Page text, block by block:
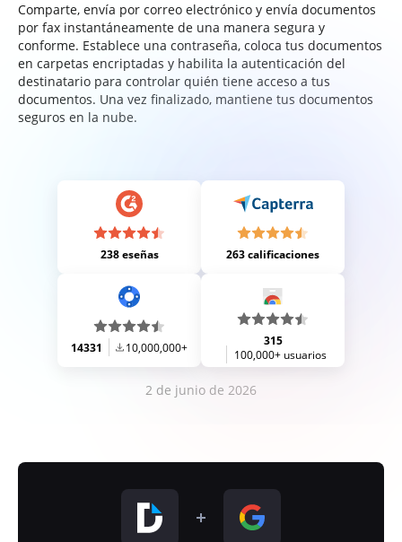
Comparte, envía por correo electrónico y envía documentos
por fax instantáneamente de una manera segura y
conforme. Establece una contraseña, coloca tus documentos
en carpetas encriptadas y habilita la autenticación del
destinatario para controlar quién tiene acceso a tus
documentos. Una vez finalizado, mantiene tus documentos
seguros en la nube.
238 eseñas 263 calificaciones
14331 10,000,000+
315
100,000+ usuarios
2 de junio de 2026